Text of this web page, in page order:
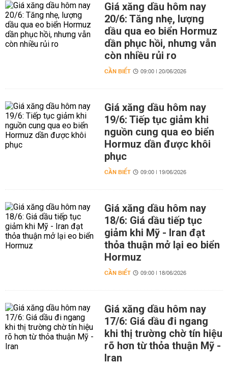
Giá xăng dầu hôm nay
20/6: Tăng nhẹ, lượng
dầu qua eo biển Hormuz
dần phục hồi, nhưng vẫn
còn nhiều rủi ro
CẦN BIẾT 09:00 | 20/06/2026
Giá xăng dầu hôm nay
19/6: Tiếp tục giảm khi
nguồn cung qua eo biển
Hormuz dần được khôi
phục
CẦN BIẾT 09:00 | 19/06/2026
Giá xăng dầu hôm nay
18/6: Giá dầu tiếp tục
giảm khi Mỹ - Iran đạt
thỏa thuận mở lại eo biển
Hormuz
CẦN BIẾT 09:00 | 18/06/2026
Giá xăng dầu hôm nay
17/6: Giá dầu đi ngang
khi thị trường chờ tín hiệu
rõ hơn từ thỏa thuận Mỹ -
Iran